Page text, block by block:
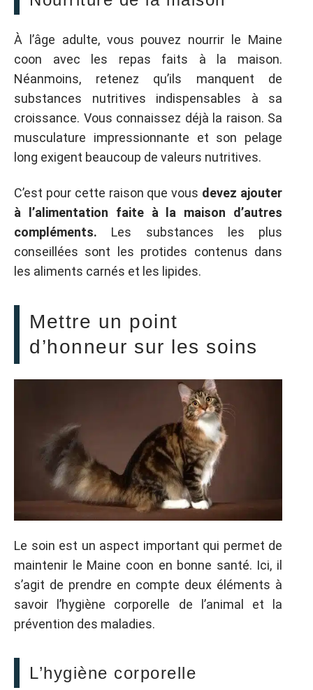
À l’âge adulte, vous pouvez nourrir le Maine
coon avec les repas faits à la maison.
Néanmoins, retenez qu’ils manquent de
substances nutritives indispensables à sa
croissance. Vous connaissez déjà la raison. Sa
musculature impressionnante et son pelage
long exigent beaucoup de valeurs nutritives.
C’est pour cette raison que vous devez ajouter
à l’alimentation faite à la maison d’autres
compléments. Les substances les plus
conseillées sont les protides contenus dans
les aliments carnés et les lipides.
Mettre un point
d’honneur sur les soins
Le soin est un aspect important qui permet de
maintenir le Maine coon en bonne santé. Ici, il
s’agit de prendre en compte deux éléments à
savoir l’hygiène corporelle de l’animal et la
prévention des maladies.
L’hygiène corporelle